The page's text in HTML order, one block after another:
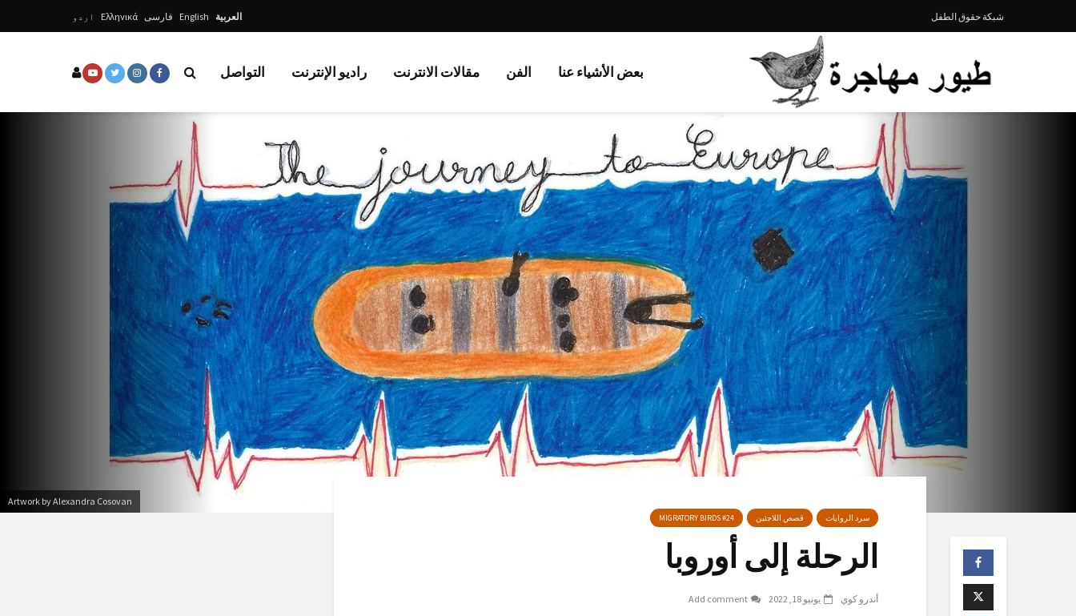
شبكة حقوق الطفل العربية English فارسی Ελληνικά اردو
بعض الأشياء عنا الفن مقالات الانترنت راديو الإنترنت التواصل
Artwork by Alexandra Cosovan
سرد الروايات قصص اللاجئين MIGRATORY BIRDS #24
الرحلة إلى أوروبا
أندرو كوي يونيو 18, 2022 Add comment